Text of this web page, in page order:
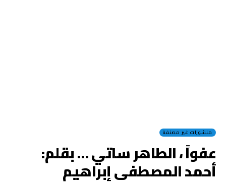
منشورات غير مصنفة
عفواً ، الطاهر ساتي … بقلم:
أحمد المصطفى إبراهيم